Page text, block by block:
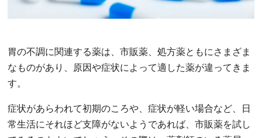
胃の不調に関連する薬は、市販薬、処方薬ともにさまざま
なものがあり、原因や症状によって適した薬が違ってきま
す。
症状があらわれて初期のころや、症状が軽い場合など、日
常生活にそれほど支障がないようであれば、市販薬を試し